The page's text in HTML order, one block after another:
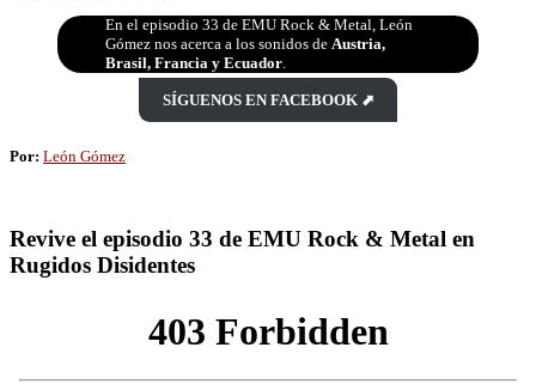
En el episodio 33 de EMU Rock & Metal, León
Gómez nos acerca a los sonidos de Austria,
Brasil, Francia y Ecuador
SÍGUENOS EN FACEBOOK ⬈
Por: León Gómez
Revive el episodio 33 de EMU Rock & Metal en
Rugidos Disidentes